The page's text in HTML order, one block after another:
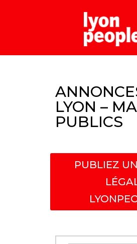
LYON –
PUBLICS
PUBLIEZ